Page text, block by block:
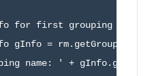
for first grouping
gInfo =
name: ' +